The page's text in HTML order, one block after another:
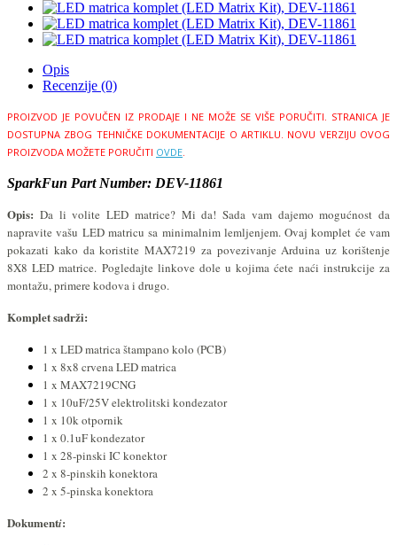
Opis
Recenzije (0)
PROIZVOD JE POVUČEN IZ PRODAJE I NE MOŽE SE VIŠE PORUČITI. STRANICA JE
DOSTUPNA ZBOG TEHNIČKE DOKUMENTACIJE O ARTIKLU. NOVU VERZIJU OVOG
PROIZVODA MOŽETE PORUČITI OVDE.
SparkFun Part Number: DEV-11861
Opis: Da li volite LED matrice? Mi da! Sada vam dajemo mogućnost da
napravite vašu LED matricu sa minimalnim lemljenjem. Ovaj komplet će vam
pokazati kako da koristite MAX7219 za povezivanje Arduina uz korištenje
8X8 LED matrice. Pogledajte linkove dole u kojima ćete naći instrukcije za
montažu, primere kodova i drugo.
Komplet sadrži:
1 x LED matrica štampano kolo (PCB)
1 x 8x8 crvena LED matrica
1 x MAX7219CNG
1 x 10uF/25V elektrolitski kondezator
1 x 10k otpornik
1 x 0.1uF kondezator
1 x 28-pinski IC konektor
2 x 8-pinskih konektora
2 x 5-pinska konektora
Dokumenti: